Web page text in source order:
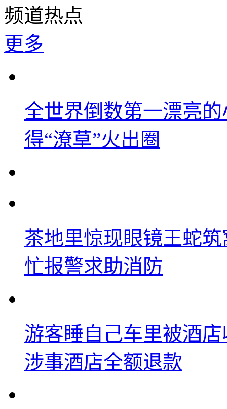
频道热点
更多
全世界倒数第一漂亮
得“潦草”火出圈
茶地里惊现眼镜王蛇
忙报警求助消防
游客睡自己车里被酒
涉事酒店全额退款